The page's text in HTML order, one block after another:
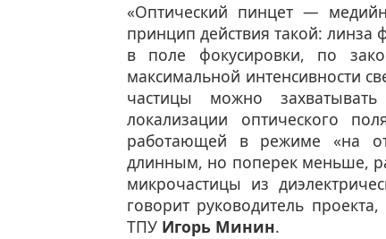
«Оптический пинцет —
принцип действия такой: линза
в поле фокусировки, по
максимальной интенсивности
частицы можно
локализации оптического
работающей в режиме «на
длинным, но поперек меньше,
микрочастицы из
говорит руководитель
ТПУ Игорь Минин.